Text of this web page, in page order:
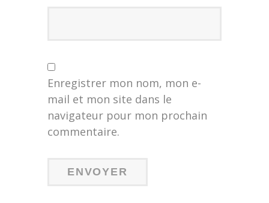
Enregistrer mon nom, mon e-
mail et mon site dans le
navigateur pour mon prochain
commentaire.